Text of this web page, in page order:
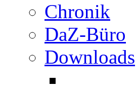
Chronik
DaZ-Büro
Downloads